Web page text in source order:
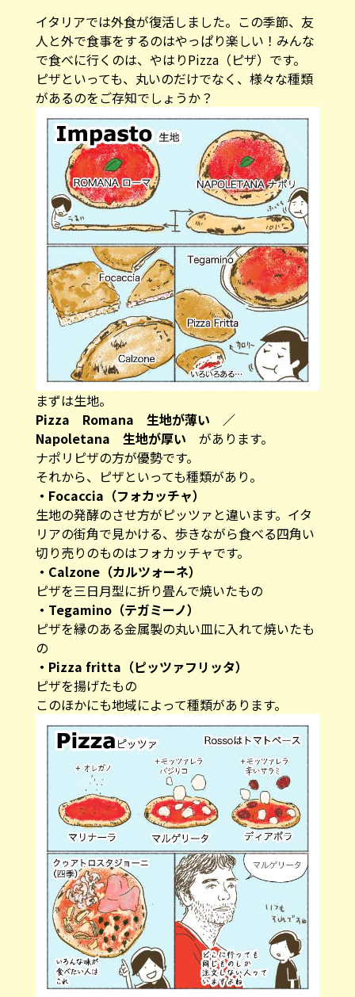
イタリアでは外食が復活しました。この季節、友
人と外で食事をするのはやっぱり楽しい！みんな
で食べに行くのは、やはりPizza（ピザ）です。
ピザといっても、丸いのだけでなく、様々な種類
があるのをご存知でしょうか？
まずは生地。
Pizza Romana 生地が薄い ／
Napoletana 生地が厚い があります。
ナポリピザの方が優勢です。
それから、ピザといっても種類があり。
・Focaccia（フォカッチャ）
生地の発酵のさせ方がピッツァと違います。イタ
リアの街角で見かける、歩きながら食べる四角い
切り売りのものはフォカッチャです。
・Calzone（カルツォーネ）
ピザを三日月型に折り畳んで焼いたもの
・Tegamino（テガミーノ）
ピザを縁のある金属製の丸い皿に入れて焼いたも
の
・Pizza fritta（ピッツァフリッタ）
ピザを揚げたもの
このほかにも地域によって種類があります。